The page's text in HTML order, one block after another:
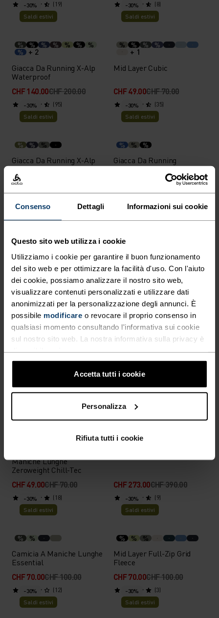
Consenso Dettagli Informazioni sui cookie
Questo sito web utilizza i cookie
Utilizziamo i cookie per garantire il buon funzionamento
del sito web e per ottimizzare la facilità d'uso. Con l'aiuto
dei cookie, possiamo analizzare il nostro sito web,
visualizzare contenuti personalizzati e utilizzare dati
anonimizzati per la personalizzazione degli annunci. È
possibile modificare o revocare il proprio consenso in
qualsiasi momento consultando l'informativa sui cookie
sul nostro sito web. La nostra informativa sulla privacy è
Accetta tutti i cookie
Personalizza
Rifiuta tutti i cookie
(19) (8)
-30%
Saldi estivi
% % % % % %
%
%
+ 2
Giacca Da Running X-Alp
Waterproof
CHF 140.00CHF 200.00
(95)
-30%
Saldi estivi
% % % %
+ 1
Mid Layer Cubic
CHF 49.00CHF 70.00
(35)
-30%
Saldi estivi
% % %
Giacca Da Running X-Alp
Waterproof Pro
CHF 182.00
-30%
Saldi estivi
% % %
Giacca Da Running
Zeroweight
CHF 130.00
Saldi estivi
Giacca Essential
Windbreaker
CHF 91.00
CHF 130.00
Saldi estivi
%
Felpa Con Cappuccio
Ascent Full-Zip
CHF 126.00
CHF 180.00
(10)
-30%
Saldi estivi
%
Giacca Da Running
Zeroweight Print
CHF 140.00
(3)
-30%
Saldi estivi
% %
T-Shirt Da Running A
Maniche Lunghe Essential
Seamless
CHF 45.50
(2)
-30%
Maniche Lunghe
Zeroweight Chill-Tec
CHF 49.00CHF 70.00
(18)
-30%
Saldi estivi
CHF 273.00CHF 390.00
(9)
-30%
Saldi estivi
% %
Camicia A Maniche Lunghe
Essential
CHF 70.00CHF 100.00
(12)
-30%
Saldi estivi
% % %
Mid Layer Full-Zip Grid
Fleece
CHF 70.00CHF 100.00
(3)
-30%
Saldi estivi
-30%
Saldi estivi